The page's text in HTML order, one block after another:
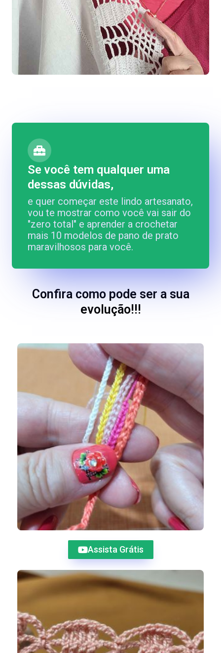
Se você tem qualquer uma
dessas dúvidas,
e quer começar este lindo artesanato,
vou te mostrar como você vai sair do
"zero total" e aprender a crochetar
mais 10 modelos de pano de prato
maravilhosos para você.
Confira como pode ser a sua
evolução!!!
Assista Grátis